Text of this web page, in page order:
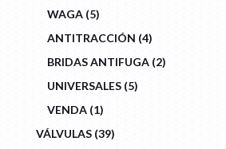
WAGA 55
PRODUCTS
ANTITRACCIÓN 44
PRODUCTS
BRIDAS ANTIFUGA 22
PRODUCTS
UNIVERSALES 55
PRODUCTS
VENDA 11
PRODUCT
VÁLVULAS 3939
PRODUCTS